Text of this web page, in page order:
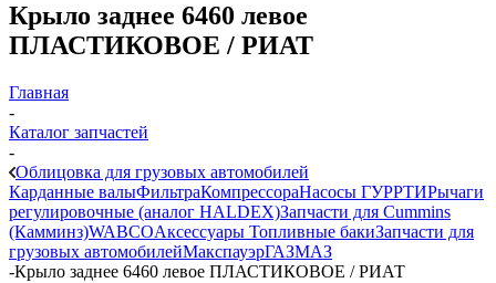
Крыло заднее 6460 левое
ПЛАСТИКОВОЕ / РИАТ
Главная
-
Каталог запчастей
-
Облицовка для грузовых автомобилей
Карданные валыФильтраКомпрессораНасосы ГУРРТИРычаги
регулировочные (аналог HALDEX)Запчасти для Cummins
(Камминз)WABCOАксессуары Топливные бакиЗапчасти для
грузовых автомобилейМакспауэрГАЗМАЗ
-Крыло заднее 6460 левое ПЛАСТИКОВОЕ / РИАТ